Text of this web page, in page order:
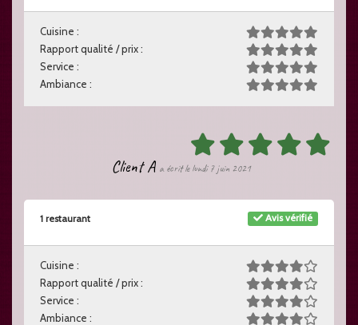
Cuisine :
Rapport qualité / prix :
Service :
Ambiance :
Client A a écrit le lundi 7 juin 2021
Avis vérifié
1 restaurant
Cuisine :
Rapport qualité / prix :
Service :
Ambiance :